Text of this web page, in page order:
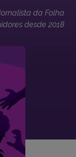
da Folha
desde 2018